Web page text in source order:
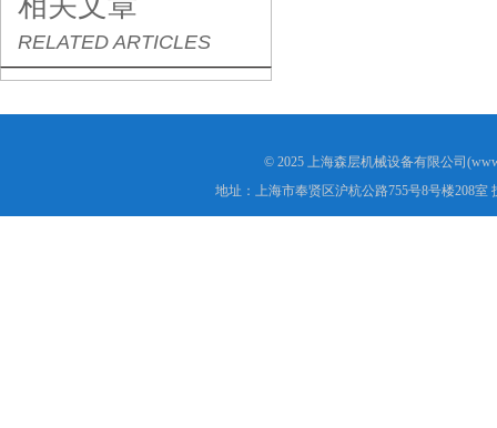
RELATED ARTICLES
© 2025 上海森层机械设备有限公司
地址：上海市奉贤区沪杭公路755号8号楼208室